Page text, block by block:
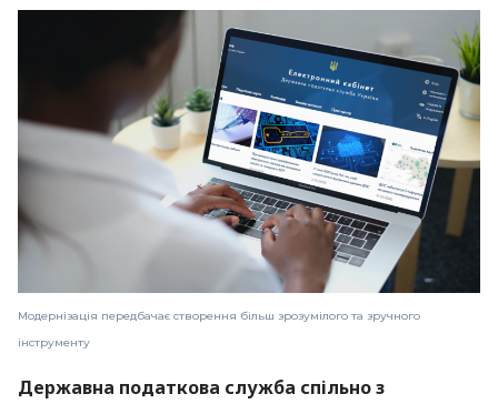
Модернізація передбачає створення більш зрозумілого та зручного
інструменту
Державна податкова служба спільно з